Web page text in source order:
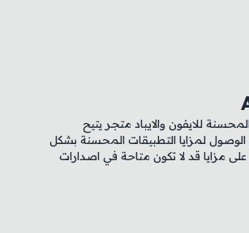
للايفون والايباد متجر يتيح
لمزايا التطبيقات المحسنة بشكل
مزايا قد لا تكون متاحة في اصدارات